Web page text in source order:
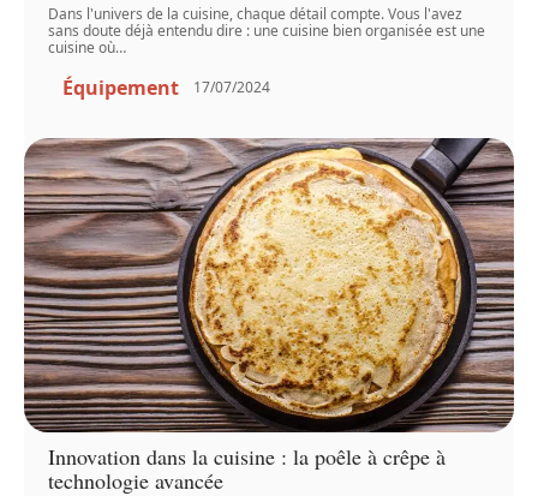
Dans l'univers de la cuisine, chaque détail compte. Vous l'avez
sans doute déjà entendu dire : une cuisine bien organisée est une
cuisine où…
Équipement 17/07/2024
Innovation dans la cuisine : la poêle à crêpe à
technologie avancée